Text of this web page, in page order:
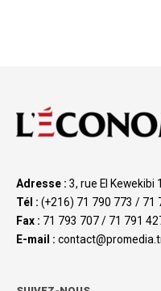
Adresse : 3, rue El Kewekibi
Tél : (+216) 71 790 773 / 71
Fax : 71 793 707 / 71 791
E-mail :